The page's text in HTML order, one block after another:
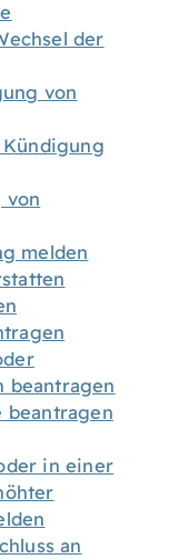
der
von
von
melden
beantragen
beantragen
in einer
an